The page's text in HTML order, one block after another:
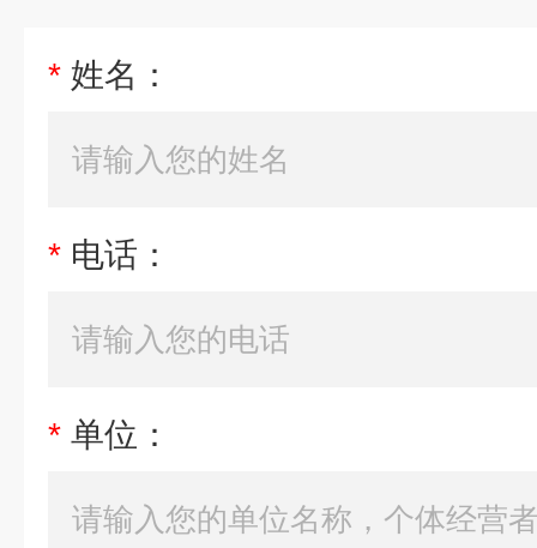
* 姓名：
* 电话：
* 单位：